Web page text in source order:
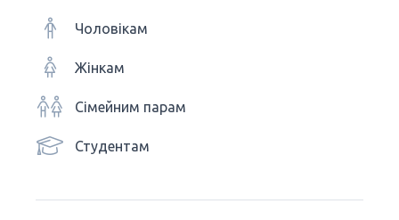
Чоловікам
Жінкам
Сімейним парам
Студентам